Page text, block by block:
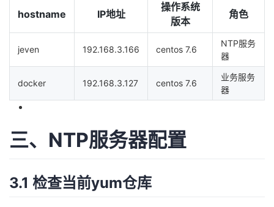
hostname IP地址
操作系统
版本
角色
jeven 192.168.3.166 centos 7.6
NTP服务
器
docker 192.168.3.127 centos 7.6
业务服务
器
三、NTP服务器配置
3.1 检查当前yum仓库